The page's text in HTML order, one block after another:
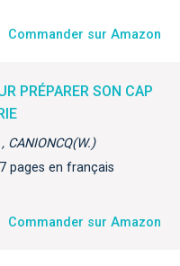
Commander sur Amazon
PRÉPARER SON CAP
CANIONCQ(W.)
pages en français
Commander sur Amazon